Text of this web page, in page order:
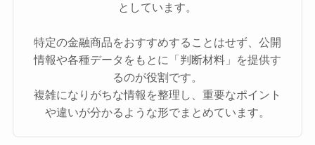
としています。
特定の金融商品をおすすめすることはせず、公開
情報や各種データをもとに「判断材料」を提供す
るのが役割です。
複雑になりがちな情報を整理し、重要なポイント
や違いが分かるような形でまとめています。